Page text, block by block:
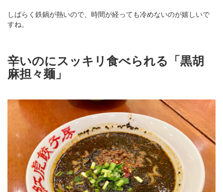
しばらく鉄鍋が熱いので、時間が経っても冷めないのが嬉しいで
すね。
辛いのにスッキリ食べられる「黒胡
麻担々麺」